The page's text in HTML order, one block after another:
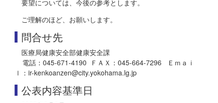
要望については、今後の参考とします。
ご理解のほど、お願いします。
問合せ先
医療局健康安全部健康安全課
電話：045-671-4190 ＦＡＸ：045-664-7296 Ｅｍａｉ
ｌ：ir-kenkoanzen@city.yokohama.lg.jp
公表内容基準日